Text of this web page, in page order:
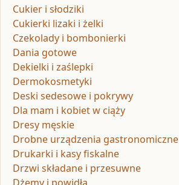
Cukier i słodziki
Cukierki lizaki i żelki
Czekolady i bombonierki
Dania gotowe
Dekielki i zaślepki
Dermokosmetyki
Deski sedesowe i pokrywy
Dla mam i kobiet w ciąży
Dresy męskie
Drobne urządzenia gastronomiczne
Drukarki i kasy fiskalne
Drzwi składane i przesuwne